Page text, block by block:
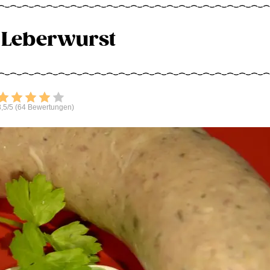
Bewerten
5 (64 Bewertungen)